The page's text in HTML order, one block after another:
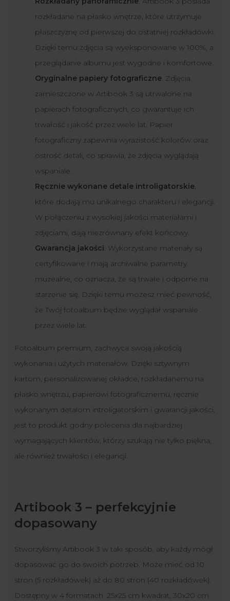
rozkładane na płasko wnętrze, które utrzymuje
płaszczyznę od pierwszej do ostatniej rozkładówki.
Dzięki temu zdjęcia są wyeksponowane w 100%, a
przeglądanie albumu jest wygodne i komfortowe.
Oryginalne papiery fotograficzne. Zdjęcia
zamieszczone w Artibook 3 są utrwalone na
papierach fotograficznych, co gwarantuje ich
trwałość i jakość przez wiele lat. Papier
fotograficzny zapewnia wyrazistość kolorów oraz
ostrość detali, co sprawia, że zdjęcia wyglądają
wspaniale.
Ręcznie wykonane detale introligatorskie,
które dodają mu unikalnego charakteru i elegancji.
W połączeniu z wysokiej jakości materiałami i
zdjęciami, dają niezrównany efekt końcowy.
Gwarancja jakości. Wykorzystane materiały są
certyfikowane i mają archiwalne parametry
muzealne, co oznacza, że są trwałe i odporne na
starzenie się. Dzięki temu możesz mieć pewność,
że Twój fotoalbum będzie wyglądał wspaniale
przez wiele lat.
Fotoalbum premium, zachwyca swoją jakością
wykonania i użytych materiałów. Dzięki sztywnym
kartom, personalizowanej okładce, rozkładanemu na
płasko wnętrzu, papierowi fotograficznemu, ręcznie
wykonanym detalom introligatorskim i gwarancji jakości,
jest to produkt godny polecenia dla najbardziej
wymagających klientów, którzy szukają nie tylko piękna,
ale również trwałości i elegancji.
Artibook 3 – perfekcyjnie
dopasowany
Stworzyliśmy Artibook 3 w taki sposób, aby każdy mógł
dopasować go do swoich potrzeb. Może mieć od 10
stron (5 rozkładówek) aż do 80 stron (40 rozkładówek).
Dostępny w 4 formatach: 25x25 cm kwadrat, 30x20 cm